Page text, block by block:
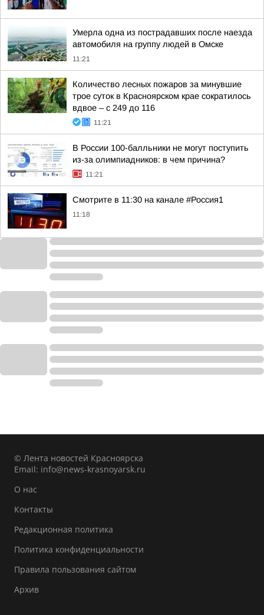
Умерла одна из пострадавших после наезда
автомобиля на группу людей в Омске
11:21
Количество лесных пожаров за минувшие
трое суток в Красноярском крае сократилось
вдвое – с 249 до 116
11:21
В России 100-балльники не могут поступить
из-за олимпиадников: в чем причина?
11:21
Смотрите в 11:30 на канале #Россия1
11:18
© Лента новостей Красноярска
Email: info@news-krasnoyarsk.ru
О нас
Контакты
Редакционная политика
Политика конфиденциальности
Правила пользования сайтом
Архив